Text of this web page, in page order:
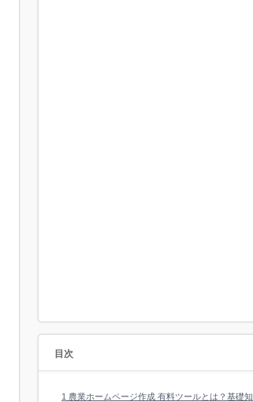
目次
1 農業ホームページ作成 有料ツールとは？基礎知